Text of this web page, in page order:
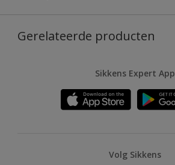
Gerelateerde producten
Sikkens Expert App
Volg Sikkens